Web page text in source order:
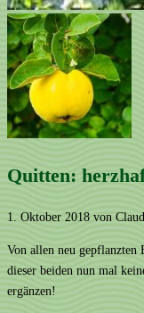
Quitten:
1. Oktober 2018 von
Von allen neu gepflanzten
dieser beiden nun mal
ergänzen!